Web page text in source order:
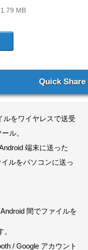
MB
Quick Share
ルをワイヤレスで送受
ル。
端末に送った
ルをパソコンに送っ
間でファイルを
/ Google アカウント